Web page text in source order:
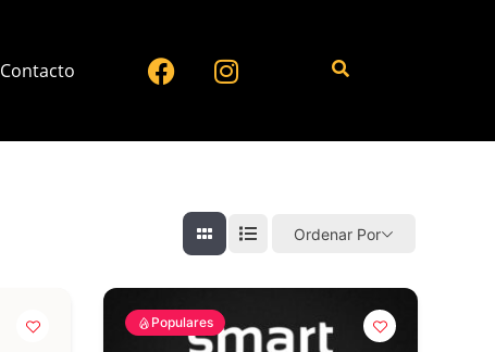
Contacto
Ordenar Por
Populares